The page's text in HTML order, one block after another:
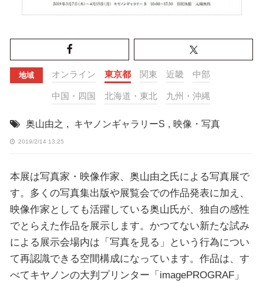
地域 オンライン 東京都 関東 近畿 中部
中国・四国 北海道・東北 九州・沖縄
奥山由之 , キヤノンギャラリーS , 映像・写真
2019/2/14 13:25
本展は写真家・映像作家、奥山由之氏による写真展で
す。多くの写真集出版や展覧会での作品発表に加え、
映像作家としても活躍している奥山氏が、独自の感性
でとらえた作品を展示します。かつてない新たな試み
による展示会場内は「写真を見る」という行為につい
て再認識できる空間構成になっています。作品は、す
べてキヤノンの大判プリンター「imagePROGRAF」